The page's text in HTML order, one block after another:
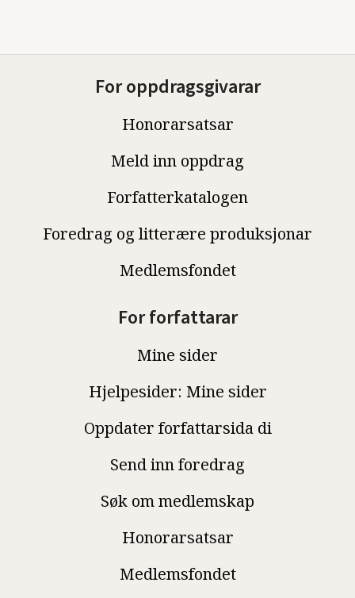
For oppdragsgivarar
Honorarsatsar
Meld inn oppdrag
Forfatterkatalogen
Foredrag og litterære produksjonar
Medlemsfondet
For forfattarar
Mine sider
Hjelpesider: Mine sider
Oppdater forfattarsida di
Send inn foredrag
Søk om medlemskap
Honorarsatsar
Medlemsfondet